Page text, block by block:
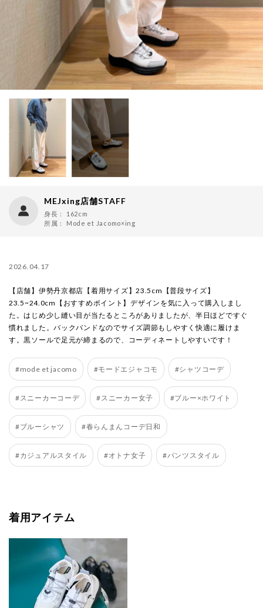
MEJxing店舗STAFF
身長：
162cm
所属： Mode et Jacomo×ing
2026.04.17
【店舗】伊勢丹京都店【着用サイズ】23.5cm【普段サイズ】
23.5~24.0cm【おすすめポイント】デザインを気に入って購入しまし
た。はじめ少し縫い目が当たるところがありましたが、半日ほどですぐ
慣れました。バックバンドなのでサイズ調節もしやすく快適に履けま
す。黒ソールで足元が締まるので、コーディネートしやすいです！
#mode et jacomo #モードエジャコモ #シャツコーデ
#スニーカーコーデ #スニーカー女子 #ブルー×ホワイト
#ブルーシャツ #春らんまんコーデ日和
#カジュアルスタイル #オトナ女子 #パンツスタイル
着用アイテム